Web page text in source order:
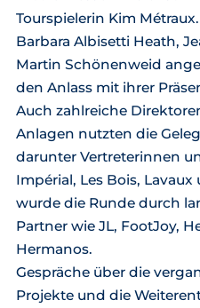
Tourspielerin Kim
Barbara Albisetti Heath,
Martin Schönenweid
den Anlass mit ihrer
Auch zahlreiche
Anlagen nutzten die
darunter Vertreterinnen
Impérial, Les Bois,
wurde die Runde durch
Partner wie JL, FootJoy,
Hermanos.
Gespräche über die
Projekte und die